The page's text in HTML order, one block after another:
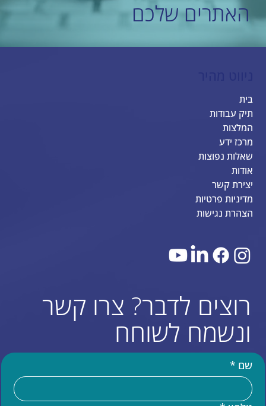
האתרים שלכם
בית
תיק עבודות
המלצות
מרכז ידע
שאלות נפוצות
אודות
יצירת קשר
מדיניות פרטיות
הצהרת נגישות
שם *
רוצים לדבר? צרו קשר
ונשמח לשוחח